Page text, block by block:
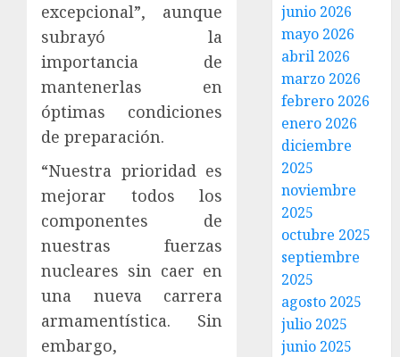
excepcional”, aunque
subrayó la
importancia de
mantenerlas en
óptimas condiciones
de preparación.
“Nuestra prioridad es
mejorar todos los
componentes de
nuestras fuerzas
nucleares sin caer en
una nueva carrera
armamentística. Sin
embargo,
junio 2026
mayo 2026
abril 2026
marzo 2026
febrero 2026
enero 2026
diciembre
2025
noviembre
2025
octubre 2025
septiembre
2025
agosto 2025
julio 2025
junio 2025